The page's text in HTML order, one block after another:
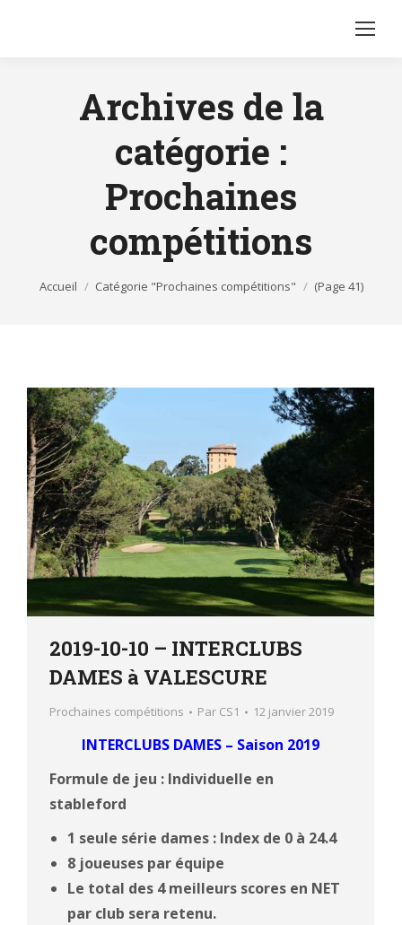
Archives de la
catégorie :
Prochaines
compétitions
Vous êtes ici :
Accueil Catégorie "Prochaines compétitions" (Page 41)
2019-10-10 – INTERCLUBS
DAMES à VALESCURE
Prochaines compétitions Par CS1 12 janvier 2019
INTERCLUBS DAMES – Saison 2019
Formule de jeu : Individuelle en
stableford
1 seule série dames : Index de 0 à 24.4
8 joueuses par équipe
Le total des 4 meilleurs scores en NET
par club sera retenu.